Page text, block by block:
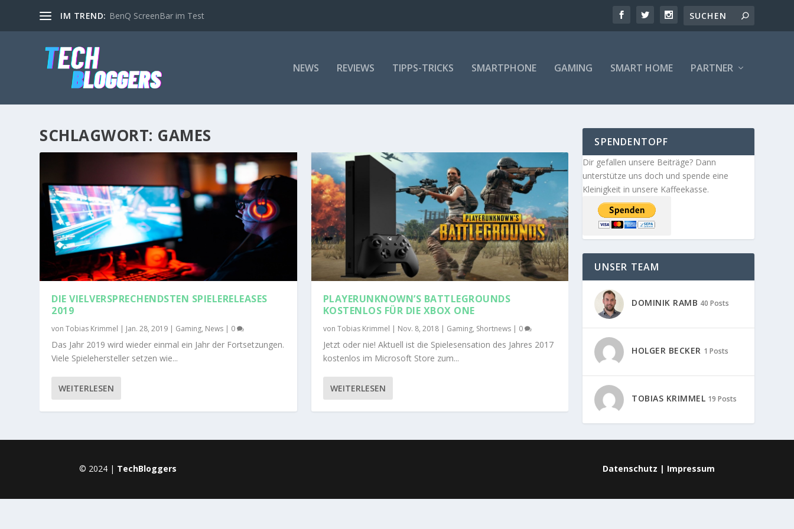
IM TREND: BenQ ScreenBar im Test
NEWS REVIEWS TIPPS-TRICKS SMARTPHONE GAMING SMART HOME PARTNER
SCHLAGWORT: GAMES
DIE VIELVERSPRECHENDSTEN SPIELERELEASES
2019
vonTobias Krimmel | Jan. 28, 2019 | Gaming, News | 0
Das Jahr 2019 wird wieder einmal ein Jahr der Fortsetzungen.
Viele Spielehersteller setzen wie...
WEITERLESEN
PLAYERUNKNOWN’S BATTLEGROUNDS
KOSTENLOS FÜR DIE XBOX ONE
von Tobias Krimmel | Nov. 8, 2018| Gaming, Shortnews| 0
Jetzt oder nie! Aktuell ist die Spielesensation des Jahres 2017
kostenlos im Microsoft Store zum...
WEITERLESEN
SPENDENTOPF
Dir gefallen unsere Beiträge? Dann
unterstütze uns doch und spende eine
Kleinigkeit in unsere Kaffeekasse.
UNSER TEAM
DOMINIK RAMB 40 Posts
HOLGER BECKER 1 Posts
TOBIAS KRIMMEL 19 Posts
© 2024 | TechBloggers Datenschutz | Impressum